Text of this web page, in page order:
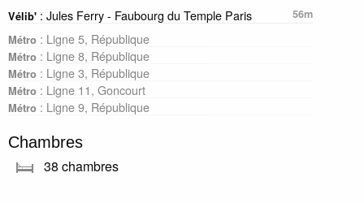
Vélib' : Jules Ferry - Faubourg du Temple Paris
56m
Métro : Ligne 5, République
Métro : Ligne 8, République
Métro : Ligne 3, République
Métro : Ligne 11, Goncourt
Métro : Ligne 9, République
Chambres
38 chambres